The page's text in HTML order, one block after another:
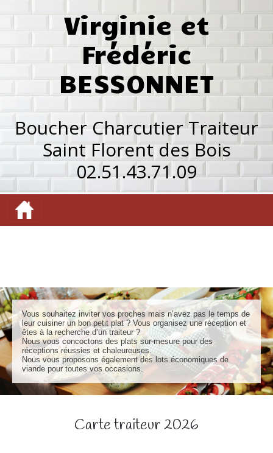
Virginie et
Frédéric
BESSONNET
Boucher Charcutier Traiteur
Saint Florent des Bois
02.51.43.71.09
Vous souhaitez inviter vos proches mais n’avez pas le temps de
leur cuisiner un bon petit plat ? Vous organisez une réception et
êtes à la recherche d’un traiteur ?
Nous vous concoctons des plats sur-mesure pour des
réceptions réussies et chaleureuses.
Nous vous proposons également des lots économiques de
viande pour toutes vos occasions.
Carte traiteur 2026